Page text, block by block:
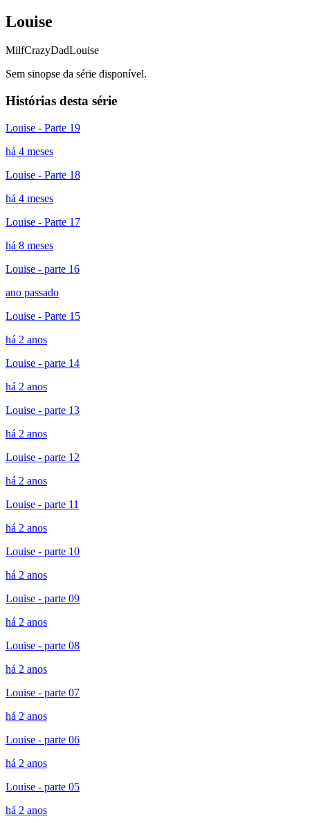
Louise
MilfCrazyDadLouise
Sem sinopse da série disponível.
Histórias desta série
Louise - Parte 19
há 4 meses
Louise - Parte 18
há 4 meses
Louise - Parte 17
há 8 meses
Louise - parte 16
ano passado
Louise - Parte 15
há 2 anos
Louise - parte 14
há 2 anos
Louise - parte 13
há 2 anos
Louise - parte 12
há 2 anos
Louise - parte 11
há 2 anos
Louise - parte 10
há 2 anos
Louise - parte 09
há 2 anos
Louise - parte 08
há 2 anos
Louise - parte 07
há 2 anos
Louise - parte 06
há 2 anos
Louise - parte 05
há 2 anos